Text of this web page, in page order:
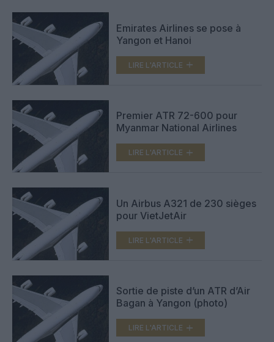
Emirates Airlines se pose à
Yangon et Hanoi
LIRE L'ARTICLE
Premier ATR 72-600 pour
Myanmar National Airlines
LIRE L'ARTICLE
Un Airbus A321 de 230 sièges
pour VietJetAir
LIRE L'ARTICLE
Sortie de piste d’un ATR d’Air
Bagan à Yangon (photo)
LIRE L'ARTICLE